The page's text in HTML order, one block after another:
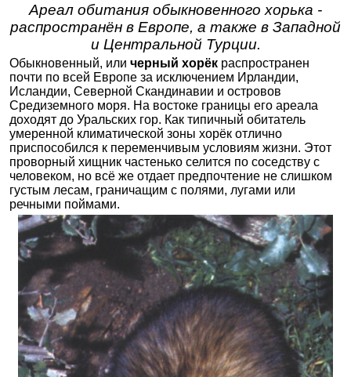
Ареал обитания обыкновенного хорька -
распространён в Европе, а также в Западной
и Центральной Турции.
Обыкновенный, или черный хорёк распространен
почти по всей Европе за исключением Ирландии,
Исландии, Северной Скандинавии и островов
Средиземного моря. На востоке границы его ареала
доходят до Уральских гор. Как типичный обитатель
умеренной климатической зоны хорёк отлично
приспособился к переменчивым условиям жизни. Этот
проворный хищник частенько селится по соседству с
человеком, но всё же отдает предпочтение не слишком
густым лесам, граничащим с полями, лугами или
речными поймами.